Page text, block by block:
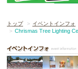
トップ イベントインフォ
Chrismas Tree Lighting